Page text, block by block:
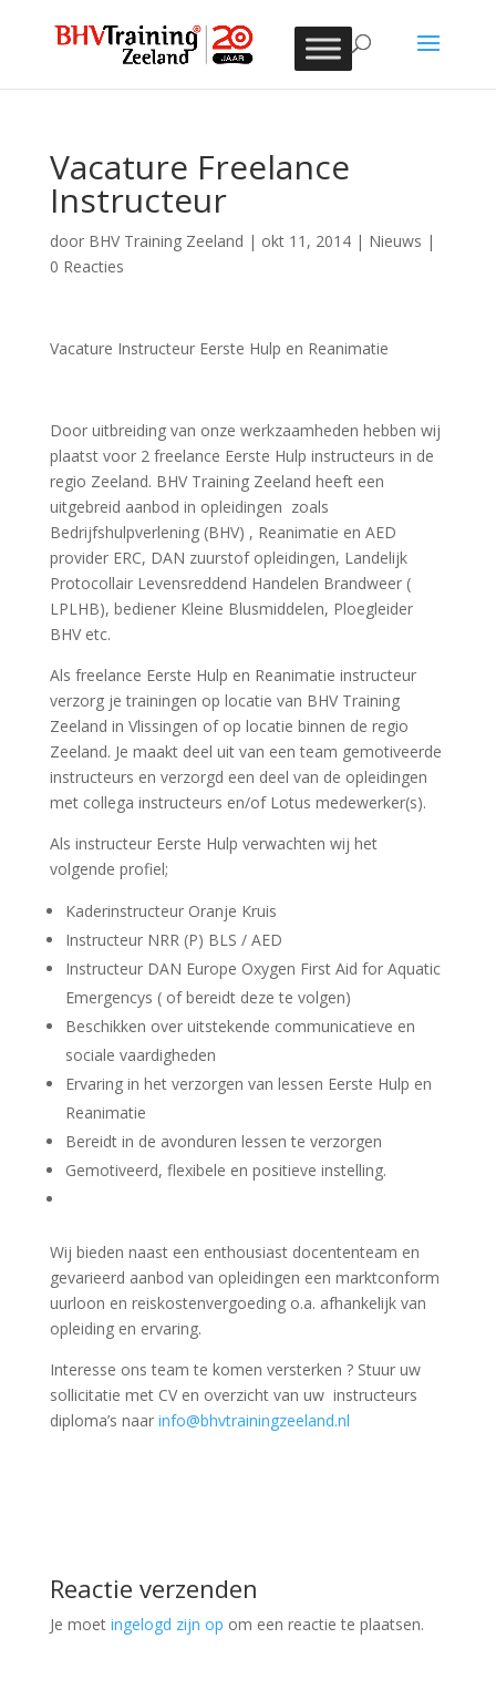
Vacature Freelance
Instructeur
door BHV Training Zeeland | okt 11, 2014| Nieuws |
0 Reacties
Vacature Instructeur Eerste Hulp en Reanimatie
Door uitbreiding van onze werkzaamheden hebben wij
plaatst voor 2 freelance Eerste Hulp instructeurs in de
regio Zeeland. BHV Training Zeeland heeft een
uitgebreid aanbod in opleidingen zoals
Bedrijfshulpverlening (BHV) , Reanimatie en AED
provider ERC, DAN zuurstof opleidingen, Landelijk
Protocollair Levensreddend Handelen Brandweer (
LPLHB), bediener Kleine Blusmiddelen, Ploegleider
BHV etc.
Als freelance Eerste Hulp en Reanimatie instructeur
verzorg je trainingen op locatie van BHV Training
Zeeland in Vlissingen of op locatie binnen de regio
Zeeland. Je maakt deel uit van een team gemotiveerde
instructeurs en verzorgd een deel van de opleidingen
met collega instructeurs en/of Lotus medewerker(s).
Als instructeur Eerste Hulp verwachten wij het
volgende profiel;
Kaderinstructeur Oranje Kruis
Instructeur NRR (P) BLS / AED
Instructeur DAN Europe Oxygen First Aid for Aquatic
Emergencys ( of bereidt deze te volgen)
Beschikken over uitstekende communicatieve en
sociale vaardigheden
Ervaring in het verzorgen van lessen Eerste Hulp en
Reanimatie
Bereidt in de avonduren lessen te verzorgen
Gemotiveerd, flexibele en positieve instelling.
Wij bieden naast een enthousiast docententeam en
gevarieerd aanbod van opleidingen een marktconform
uurloon en reiskostenvergoeding o.a. afhankelijk van
opleiding en ervaring.
Interesse ons team te komen versterken ? Stuur uw
sollicitatie met CV en overzicht van uw instructeurs
diploma’s naar info@bhvtrainingzeeland.nl
Reactie verzenden
Je moet ingelogd zijn op om een reactie te plaatsen.